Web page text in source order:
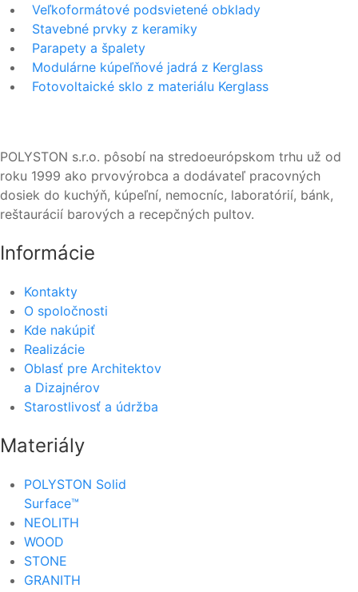
Veľkoformátové podsvietené obklady
Stavebné prvky z keramiky
Parapety a špalety
Modulárne kúpeľňové jadrá z Kerglass
Fotovoltaické sklo z materiálu Kerglass
POLYSTON s.r.o. pôsobí na stredoeurópskom trhu už od
roku 1999 ako prvovýrobca a dodávateľ pracovných
dosiek do kuchýň, kúpeľní, nemocníc, laboratórií, bánk,
reštaurácií barových a recepčných pultov.
Informácie
Kontakty
O spoločnosti
Kde nakúpiť
Realizácie
Oblasť pre Architektov
a Dizajnérov
Starostlivosť a údržba
Materiály
POLYSTON Solid
Surface™
NEOLITH
WOOD
STONE
GRANITH